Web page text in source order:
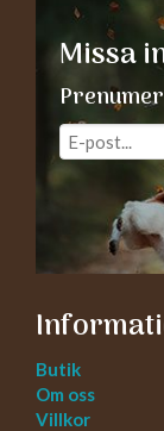
Missa
Butik
Om oss
Villkor